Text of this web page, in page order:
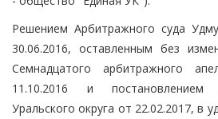
Решением Арбитражного суда
30.06.2016, оставленным без
Семнадцатого арбитражного
11.10.2016 и постановлением
Уральского округа от 22.02.2017, в